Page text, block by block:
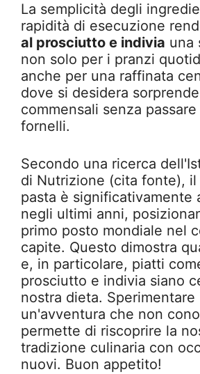
La semplicità degli
rapidità di esecuzione
al prosciutto e indivia una
non solo per i pranzi
anche per una raffinata
dove si desidera
commensali senza
fornelli.
Secondo una ricerca
di Nutrizione (cita fonte), il
pasta è significativamente
negli ultimi anni,
primo posto mondiale nel
capite. Questo dimostra
e, in particolare, piatti
prosciutto e indivia siano
nostra dieta. Sperimentare
un'avventura che non
permette di riscoprire la
tradizione culinaria con
nuovi. Buon appetito!